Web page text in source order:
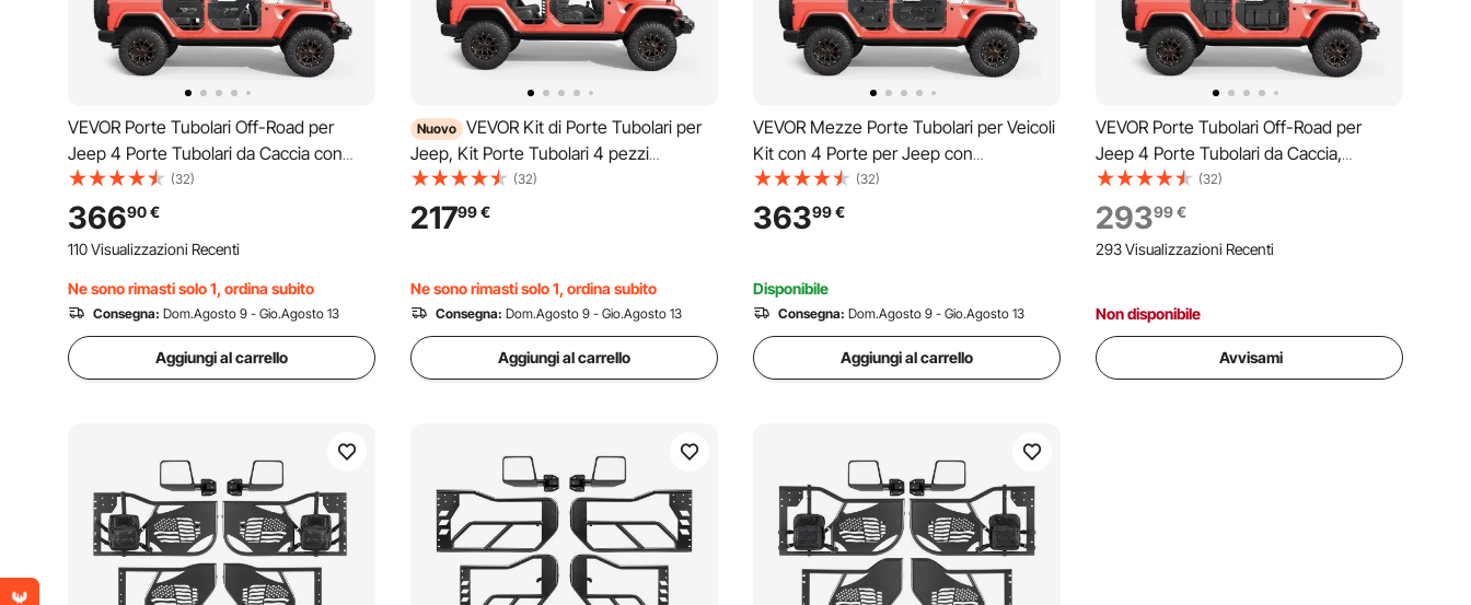
VEVOR Porte Tubolari Off-Road per
Jeep 4 Porte Tubolari da Caccia con
Specchi Laterali, Compatibili con Jeep
Wrangler JL/JLU e Gladiator JT 4XE
2018-2026, in Acciaio Durevole per
Lavori all'Aperto
(32)
36690€
110 Visualizzazioni Recenti
Ne sono rimasti solo 1, ordina subito
Consegna: Dom.Agosto 9 - Gio.Agosto 13
Aggiungi al carrello
Nuovo VEVOR Kit di Porte Tubolari per
Jeep, Kit Porte Tubolari 4 pezzi
Compatibile con Jeep Wrangler JK
Unlimited 2007-2018, Materiale in
Acciaio Legato, con Borsa per
(32)
21799€
Ne sono rimasti solo 1, ordina subito
Consegna: Dom.Agosto 9 - Gio.Agosto 13
Aggiungi al carrello
VEVOR Mezze Porte Tubolari per Veicoli
Kit con 4 Porte per Jeep con
Specchietti, Compatile con Jeep Wragler
JL 2018-2026 Gladiator JT 2020-2026,
Porta in Acciaio da 4 pezzi Anteriori
(32)
36399€
Disponibile
Consegna: Dom.Agosto 9 - Gio.Agosto 13
Aggiungi al carrello
VEVOR Porte Tubolari Off-Road per
Jeep 4 Porte Tubolari da Caccia,
Compatibili con Jeep Wrangler JL 2018-
2026 e Gladiator JT 2020-2026, in
Acciaio Durevole con Specchi Laterali,
per Lavori all'Aperto
(32)
29399€
293 Visualizzazioni Recenti
Non disponibile
Avvisami